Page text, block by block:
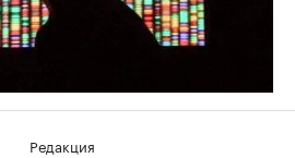
Редакция